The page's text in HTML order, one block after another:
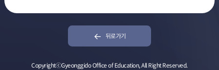
뒤로가기
CopyrightⓒGyeonggido Office of Education, All Right Reserved.